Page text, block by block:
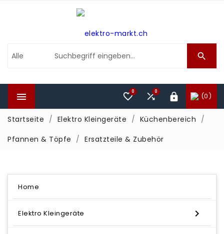

 (0)

0
0
Startseite Elektro Kleingeräte
Küchenbereich
Pfannen & Töpfe
Ersatzteile & Zubehör
Home
Elektro Kleingeräte 